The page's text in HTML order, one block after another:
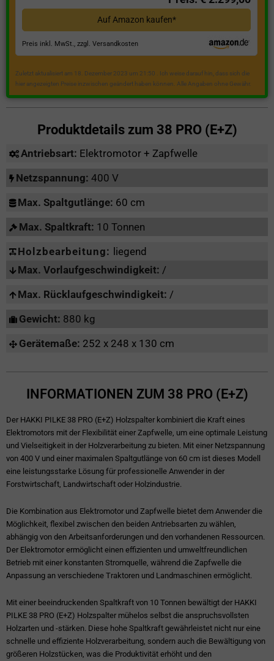
Auf Amazon kaufen*
Preis inkl. MwSt., zzgl. Versandkosten
Zuletzt aktualisiert am 18. Dezember 2023 um 21:50 . Ich weise darauf hin, dass sich die
hier angezeigten Preise inzwischen geändert haben können. Alle Angaben ohne Gewähr.
Produktdetails zum 38 PRO (E+Z)
Antriebsart: Elektromotor + Zapfwelle
Netzspannung: 400 V
Max. Spaltgutlänge: 60 cm
Max. Spaltkraft: 10 Tonnen
Holzbearbeitung: liegend
Max. Vorlaufgeschwindigkeit: /
Max. Rücklaufgeschwindigkeit: /
Gewicht: 880 kg
Gerätemaße: 252 x 248 x 130 cm
INFORMATIONEN ZUM 38 PRO (E+Z)
Der HAKKI PILKE 38 PRO (E+Z) Holzspalter kombiniert die Kraft eines
Elektromotors mit der Flexibilität einer Zapfwelle, um eine optimale Leistung
und Vielseitigkeit in der Holzverarbeitung zu bieten. Mit einer Netzspannung
von 400 V und einer maximalen Spaltgutlänge von 60 cm ist dieses Modell
eine leistungsstarke Lösung für professionelle Anwender in der
Forstwirtschaft, Landwirtschaft oder Holzindustrie.
Die Kombination aus Elektromotor und Zapfwelle bietet dem Anwender die
Möglichkeit, flexibel zwischen den beiden Antriebsarten zu wählen,
abhängig von den Arbeitsanforderungen und den vorhandenen Ressourcen.
Der Elektromotor ermöglicht einen effizienten und umweltfreundlichen
Betrieb mit einer konstanten Stromquelle, während die Zapfwelle die
Anpassung an verschiedene Traktoren und Landmaschinen ermöglicht.
Mit einer beeindruckenden Spaltkraft von 10 Tonnen bewältigt der HAKKI
PILKE 38 PRO (E+Z) Holzspalter mühelos selbst die anspruchsvollsten
Holzarten und -stärken. Diese hohe Spaltkraft gewährleistet nicht nur eine
schnelle und effiziente Holzverarbeitung, sondern auch die Bewältigung von
größeren Holzstücken, was die Produktivität erhöht und den